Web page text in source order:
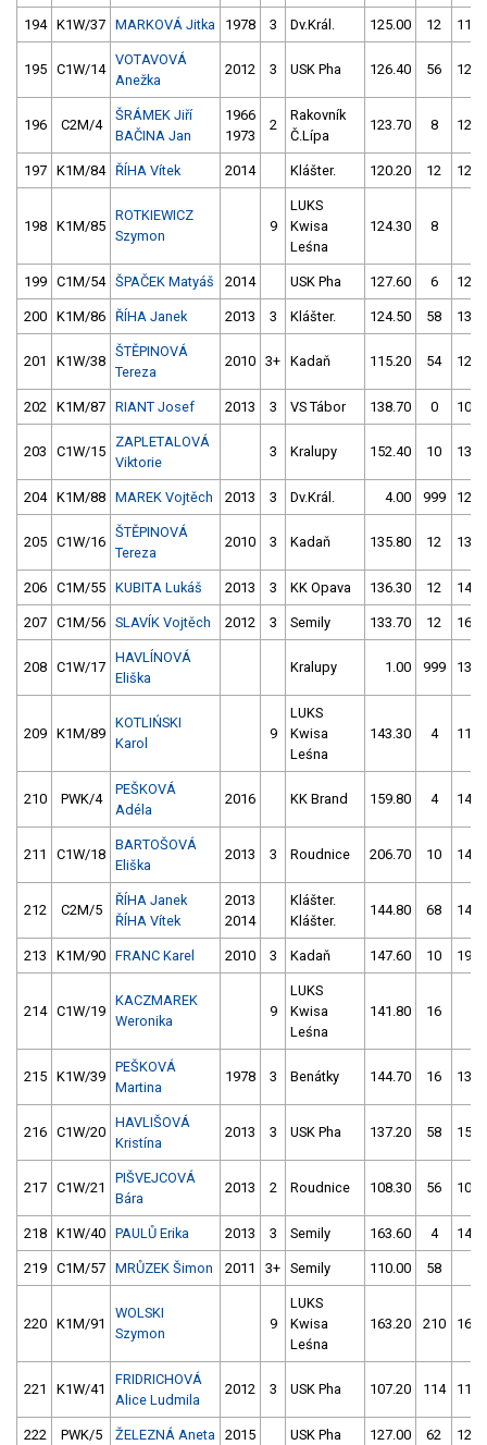
194 K1W/37 MARKOVÁ Jitka 1978 3 Dv.Král. 125.00 12
195 C1W/14
VOTAVOVÁ
Anežka
2012 3 USK Pha 126.40 56
196 C2M/4
ŠRÁMEK Jiří
BAČINA Jan
1966
1973
2
Rakovník
Č.Lípa
123.70 8
197 K1M/84 ŘÍHA Vítek 2014 Klášter. 120.20 12
198 K1M/85
ROTKIEWICZ
Szymon
9
LUKS
Kwisa
Leśna
124.30 8
199 C1M/54 ŠPAČEK Matyáš 2014 USK Pha 127.60 6
200 K1M/86 ŘÍHA Janek 2013 3 Klášter. 124.50 58
201 K1W/38
ŠTĚPINOVÁ
Tereza
2010 3+ Kadaň 115.20 54
202 K1M/87 RIANT Josef 2013 3 VS Tábor 138.70 0
203 C1W/15
ZAPLETALOVÁ
Viktorie
3 Kralupy 152.40 10
204 K1M/88 MAREK Vojtěch 2013 3 Dv.Král. 4.00 999
205 C1W/16
ŠTĚPINOVÁ
Tereza
2010 3 Kadaň 135.80 12
206 C1M/55 KUBITA Lukáš 2013 3 KK Opava 136.30 12
207 C1M/56 SLAVÍK Vojtěch 2012 3 Semily 133.70 12
208 C1W/17
HAVLÍNOVÁ
Eliška
Kralupy 1.00 999
209 K1M/89
KOTLIŃSKI
Karol
9
LUKS
Kwisa
Leśna
143.30 4
210 PWK/4
PEŠKOVÁ
Adéla
2016 KK Brand 159.80 4
211 C1W/18
BARTOŠOVÁ
Eliška
2013 3 Roudnice 206.70 10
212 C2M/5
ŘÍHA Janek
ŘÍHA Vítek
2013
2014
Klášter.
Klášter.
144.80 68
213 K1M/90 FRANC Karel 2010 3 Kadaň 147.60 10
214 C1W/19
KACZMAREK
Weronika
9
LUKS
Kwisa
Leśna
141.80 16
215 K1W/39
PEŠKOVÁ
Martina
1978 3 Benátky 144.70 16
216 C1W/20
HAVLIŠOVÁ
Kristína
2013 3 USK Pha 137.20 58
217 C1W/21
PIŠVEJCOVÁ
Bára
2013 2 Roudnice 108.30 56
218 K1W/40 PAULŮ Erika 2013 3 Semily 163.60 4
219 C1M/57 MRŮZEK Šimon 2011 3+ Semily 110.00 58
220 K1M/91
WOLSKI
Szymon
9
LUKS
Kwisa
Leśna
163.20 210
221 K1W/41
FRIDRICHOVÁ
Alice Ludmila
2012 3 USK Pha 107.20 114
222 PWK/5 ŽELEZNÁ Aneta 2015 USK Pha 127.00 62